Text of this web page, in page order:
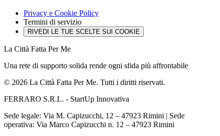
Privacy e Cookie Policy
Termini di servizio
RIVEDI LE TUE SCELTE SUI COOKIE
La Città Fatta Per Me
Una rete di supporto solida rende ogni sfida più affrontabile
© 2026 La Città Fatta Per Me. Tutti i diritti riservati.
FERRARO S.R.L. - StartUp Innovativa
Sede legale: Via M. Capizucchi, 12 – 47923 Rimini | Sede
operativa: Via Marco Capizucchi n. 12 – 47923 Rimini